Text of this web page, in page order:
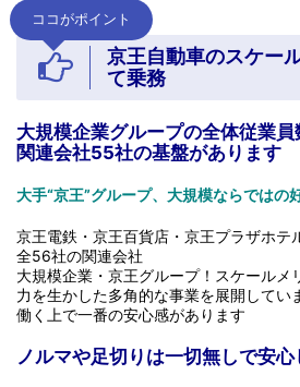
ココがポイント
京王自動車のスケー
て乗務
大規模企業グループの全体従業員
関連会社55社の基盤があります
大手“京王”グループ、大規模ならではの
京王電鉄・京王百貨店・京王プラザホテ
全56社の関連会社
大規模企業・京王グループ！スケールメ
力を生かした多角的な事業を展開してい
働く上で一番の安心感があります
ノルマや足切りは一切無しで安